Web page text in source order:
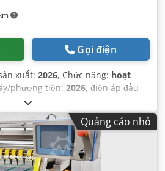
Gọi điện
xuất: 2026, Chức năng: hoạt
phương tiện: 2026, điện áp đầu
hành:
, chiều rộng cắt (tối đa):30 mm, loại
hòa không khí, điện áp điều
định: 1 kW (1,36 mã lực)
về chiều cao:1.080 mm
750 mm, chiều rộng yêu cầu:
Quảng cáo nhỏ